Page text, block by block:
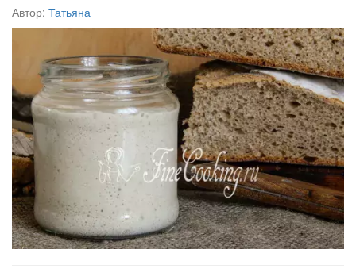
Автор: Татьяна